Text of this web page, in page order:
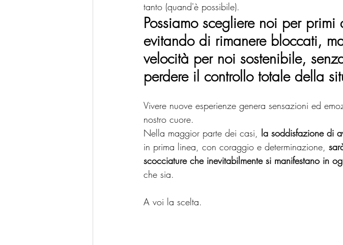
tanto (quand'è possibile).
Possiamo scegliere noi per
evitando di rimanere bloccati,
velocità per noi sostenibile,
perdere il controllo totale della
Vivere nuove esperienze genera sensazioni ed
nostro cuore.
Nella maggior parte dei casi, la soddisfazione di
in prima linea, con coraggio e determinazione,
scocciature che inevitabilmente si manifestano in
che sia.
A voi la scelta.